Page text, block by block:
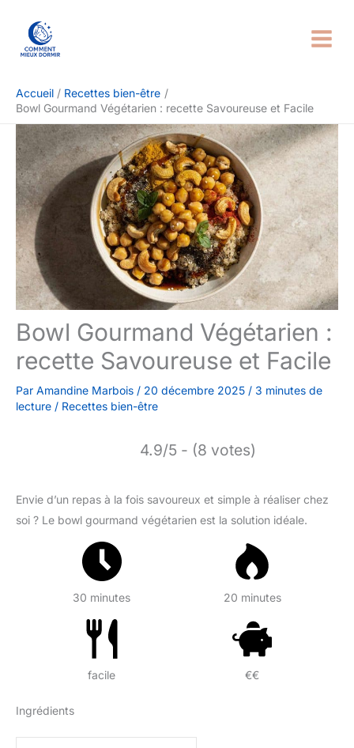
contenu
Accueil
Recettes bien-être
Bowl Gourmand Végétarien : recette Savoureuse et Facile
Bowl Gourmand Végétarien :
recette Savoureuse et Facile
Par Amandine Marbois / 20 décembre 2025 / 3 minutes de
lecture / Recettes bien-être
4.9/5 - (8 votes)
Envie d’un repas à la fois savoureux et simple à réaliser chez
soi ? Le bowl gourmand végétarien est la solution idéale.
30 minutes 20 minutes
facile €€
Ingrédients